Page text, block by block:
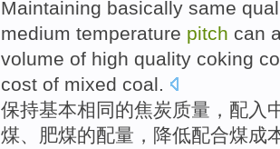
Maintaining basically same
medium temperature pitch can
volume of high quality coking
cost of mixed coal.
保持基本相同的焦炭质量 ，配入
煤、 肥煤的配量 ， 降低配合煤成